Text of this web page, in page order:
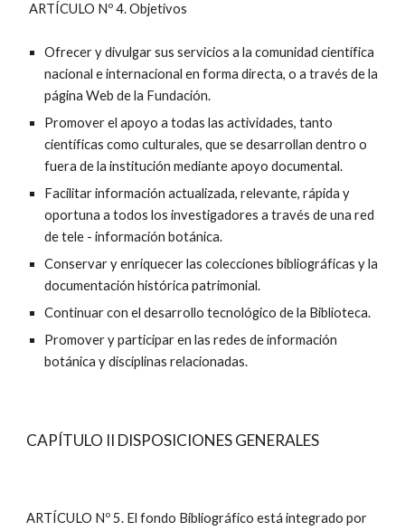
ARTÍCULO Nº 4. Objetivos
Ofrecer y divulgar sus servicios a la comunidad científica
nacional e internacional en forma directa, o a través de la
página Web de la Fundación.
Promover el apoyo a todas las actividades, tanto
científicas como culturales, que se desarrollan dentro o
fuera de la institución mediante apoyo documental.
Facilitar información actualizada, relevante, rápida y
oportuna a todos los investigadores a través de una red
de tele - información botánica.
Conservar y enriquecer las colecciones bibliográficas y la
documentación histórica patrimonial.
Continuar con el desarrollo tecnológico de la Biblioteca.
Promover y participar en las redes de información
botánica y disciplinas relacionadas.
CAPÍTULO II DISPOSICIONES GENERALES
ARTÍCULO Nº 5. El fondo Bibliográfico está integrado por